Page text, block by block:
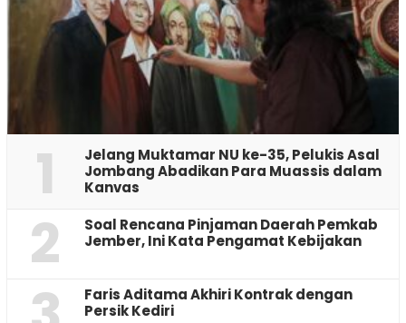
1
Jelang Muktamar NU ke-35, Pelukis Asal
Jombang Abadikan Para Muassis dalam
Kanvas
2
‎Soal Rencana Pinjaman Daerah Pemkab
Jember, Ini Kata Pengamat Kebijakan ‎
Faris Aditama Akhiri Kontrak dengan
Persik Kediri